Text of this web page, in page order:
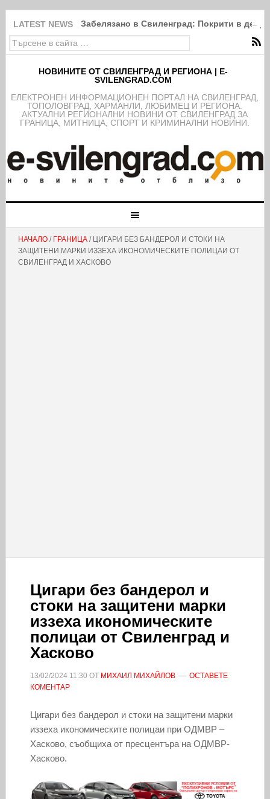
LATEST NEWS Забелязано в Свиленград: Покрити в
НОВИНИТЕ ОТ СВИЛЕНГРАД И РЕГИОНА | E-
SVILENGRAD.COM
EЛЕКТРОНЕН ИНФОРМАЦИОНЕН ПОРТАЛ НА СВИЛЕНГРАД,
ТОПОЛОВГРАД, ХАРМАНЛИ, ЛЮБИМЕЦ И РЕГИОНА.
АКТУАЛНИ РЕГИОНАЛНИ НОВИНИ ОТ СВИЛЕНГРАД ЗА
ГРАНИЦА, МИТНИЦА, СПОРТ И КРИМИНАЛНИ НОВИНИ.
НАЧАЛО/ ГРАНИЦА/ ЦИГАРИ БЕЗ БАНДЕРОЛ И СТОКИ НА
ЗАЩИТЕНИ МАРКИ ИЗЗЕХА ИКОНОМИЧЕСКИТЕ ПОЛИЦАИ ОТ
СВИЛЕНГРАД И ХАСКОВО
Цигари без бандерол и
стоки на защитени марки
иззеха икономическите
полицаи от Свиленград и
Хасково
13/02/2024 11:30 ОТ МИХАИЛ МИХАЙЛОВ
ОСТАВЕТЕ
КОМЕНТАР
Цигари без бандерол и стоки на защитени марки
иззеха икономическите полицаи при ОДМВР –
Хасково, съобщиха от пресцентъра на ОДМВР-
Хасково.